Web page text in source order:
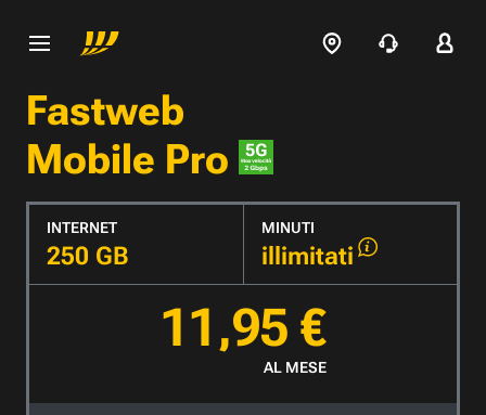
Fastweb
Mobile Pro
INTERNET
250 GB
MINUTI
illimitati
11,95 €
AL MESE